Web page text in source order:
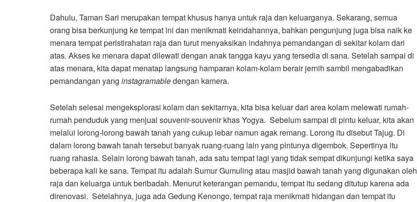
Dahulu, Taman Sari merupakan tempat khusus hanya untuk raja dan keluarganya. Sekarang, semua
orang bisa berkunjung ke tempat ini dan menikmati keindahannya, bahkan pengunjung juga bisa naik ke
menara tempat peristirahatan raja dan turut menyaksikan indahnya pemandangan di sekitar kolam dari
atas. Akses ke menara dapat dilewati dengan anak tangga kayu yang tersedia di sana. Setelah sampai di
atas menara, kita dapat menatap langsung hamparan kolam-kolam berair jernih sambil mengabadikan
pemandangan yang instagramabledengan kamera.
Setelah selesai mengeksplorasi kolam dan sekitarnya, kita bisa keluar dari area kolam melewati rumah-
rumah penduduk yang menjual souvenir-souvenir khas Yogya. Sebelum sampai di pintu keluar, kita akan
melalui lorong-lorong bawah tanah yang cukup lebar namun agak remang. Lorong itu disebut Tajug. Di
dalam lorong bawah tanah tersebut banyak ruang-ruang lain yang pintunya digembok. Sepertinya itu
ruang rahasia. Selain lorong bawah tanah, ada satu tempat lagi yang tidak sempat dikunjungi ketika saya
beberapa kali ke sana. Tempat itu adalah Sumur Gumuling atau masjid bawah tanah yang digunakan oleh
raja dan keluarga untuk beribadah. Menurut keterangan pemandu, tempat itu sedang ditutup karena ada
direnovasi. Setelahnya, juga ada Gedung Kenongo, tempat raja menikmati hidangan dan tempat itu